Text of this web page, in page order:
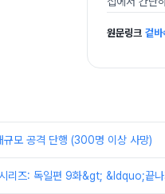
원문링크 겉바
규모 공격 단행 (300명 이상 사망)
리즈: 독일편 9화&gt; &ldquo;끝